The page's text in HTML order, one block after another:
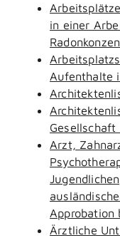
in einer
Aufenthalte
Gesellschaft
Arzt,
Approbation
Ärztliche